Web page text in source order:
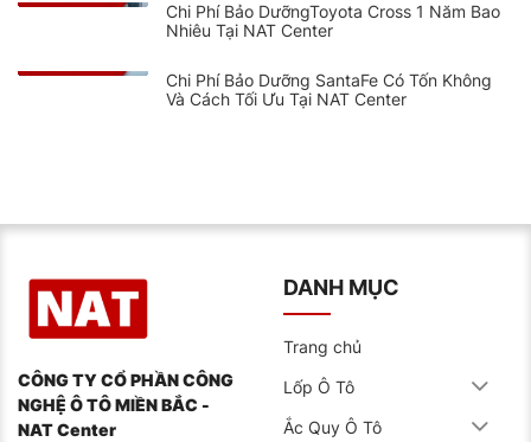
Chi Phí Bảo DưỡngToyota Cross 1 Năm Bao
Nhiêu Tại NAT Center
Chi Phí Bảo Dưỡng SantaFe Có Tốn Không
Và Cách Tối Ưu Tại NAT Center
CÔNG TY CỔ PHẦN CÔNG
NGHỆ Ô TÔ MIỀN BẮC -
NAT Center
DANH MỤC
Trang chủ
Lốp Ô Tô
Ắc Quy Ô Tô